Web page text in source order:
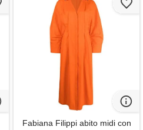
Fabiana Filippi abito midi con